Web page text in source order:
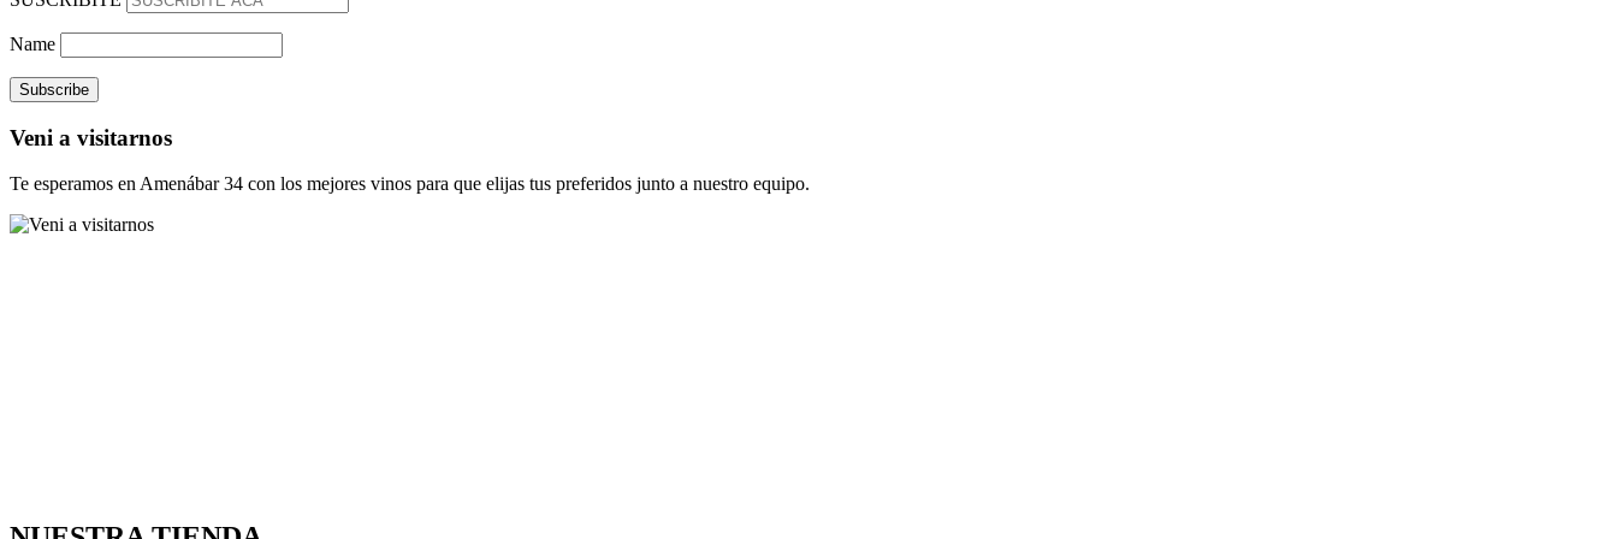
Name
Veni a visitarnos
Te esperamos en Amenábar 34 con los mejores vinos para que elijas tus preferidos junto a nuestro equipo.